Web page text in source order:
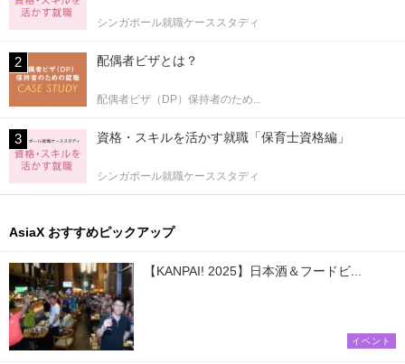
シンガポール就職ケーススタディ
配偶者ビザとは？
配偶者ビザ（DP）保持者のため...
資格・スキルを活かす就職「保育士資格編」
シンガポール就職ケーススタディ
AsiaX おすすめピックアップ
【KANPAI! 2025】日本酒＆フードビ...
イベント